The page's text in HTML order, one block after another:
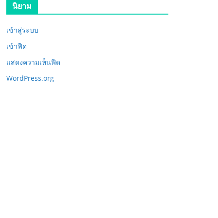
นิยาม
เข้าสู่ระบบ
เข้าฟีด
แสดงความเห็นฟีด
WordPress.org